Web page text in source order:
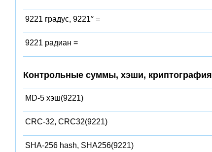
9221 градус, 9221° =
9221 радиан =
Контрольные суммы, хэши, криптография
MD-5 хэш(9221)
CRC-32, CRC32(9221)
SHA-256 hash, SHA256(9221)